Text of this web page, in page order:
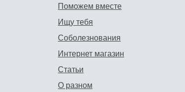
Поможем вместе
Ищу тебя
Соболезнования
Интернет магазин
Статьи
О разном